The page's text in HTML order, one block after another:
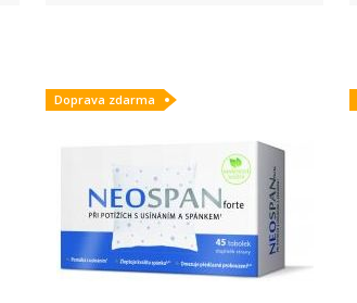
Doprava zdarma